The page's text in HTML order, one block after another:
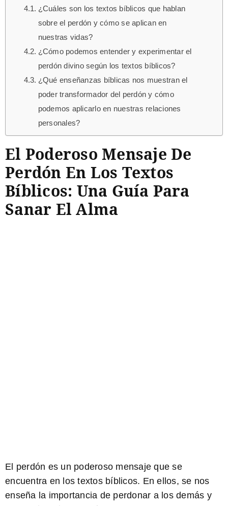
¿Cuáles son los textos bíblicos que hablan
sobre el perdón y cómo se aplican en
nuestras vidas?
¿Cómo podemos entender y experimentar el
perdón divino según los textos bíblicos?
¿Qué enseñanzas bíblicas nos muestran el
poder transformador del perdón y cómo
podemos aplicarlo en nuestras relaciones
personales?
El Poderoso Mensaje De
Perdón En Los Textos
Bíblicos: Una Guía Para
Sanar El Alma
El perdón es un poderoso mensaje que se
encuentra en los textos bíblicos. En ellos, se nos
enseña la importancia de perdonar a los demás y